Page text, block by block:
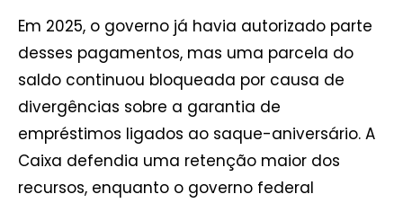
Em 2025, o governo já havia autorizado parte
desses pagamentos, mas uma parcela do
saldo continuou bloqueada por causa de
divergências sobre a garantia de
empréstimos ligados ao saque-aniversário. A
Caixa defendia uma retenção maior dos
recursos, enquanto o governo federal